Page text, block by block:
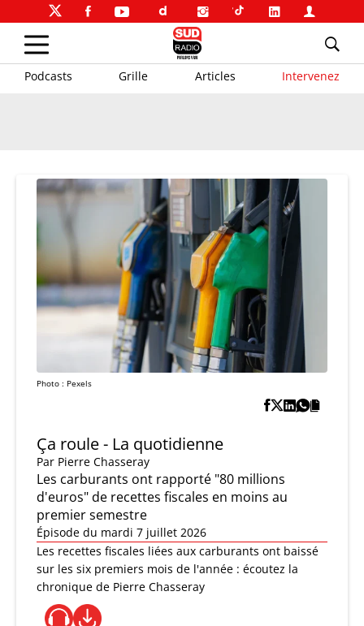
Podcasts Grille Articles Intervenez
Photo : Pexels
Ça roule - La quotidienne
Par Pierre Chasseray
Les carburants ont rapporté "80 millions
d'euros" de recettes fiscales en moins au
premier semestre
Épisode du mardi 7 juillet 2026
Les recettes fiscales liées aux carburants ont baissé
sur les six premiers mois de l'année : écoutez la
chronique de Pierre Chasseray